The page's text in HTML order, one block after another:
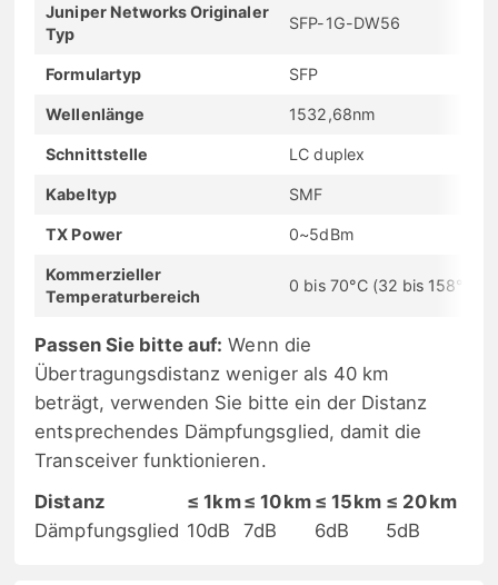
Juniper Networks Originaler
Typ
SFP-1G-DW56
Formulartyp SFP
Wellenlänge 1532,68nm
Schnittstelle LC duplex
Kabeltyp SMF
TX Power 0~5dBm
Kommerzieller
Temperaturbereich
0 bis 70°C (32 bis 158°F)
Passen Sie bitte auf: Wenn die
Übertragungsdistanz weniger als 40 km
beträgt, verwenden Sie bitte ein der Distanz
entsprechendes Dämpfungsglied, damit die
Transceiver funktionieren.
Distanz
≤ 1km≤ 10km ≤ 15km ≤ 20km
Dämpfungsglied 10dB 7dB 6dB 5dB